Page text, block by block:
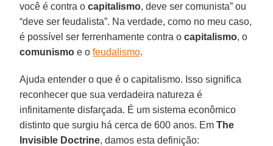
você é contra ocapitalismo, deve ser comunista” ou
“deve ser feudalista”. Na verdade, como no meu caso,
é possível ser ferrenhamente contra ocapitalismo, o
comunismo e ofeudalismo.
Ajuda entender o que é o capitalismo. Isso significa
reconhecer que sua verdadeira natureza é
infinitamente disfarçada. É um sistema econômico
distinto que surgiu há cerca de 600 anos. EmThe
Invisible Doctrine, damos esta definição: